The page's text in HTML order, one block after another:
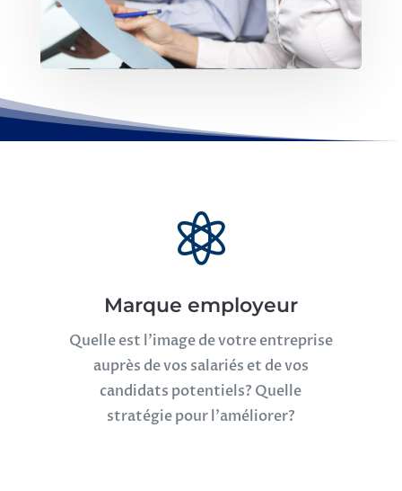

Marque employeur
Quelle est l’image de votre entreprise
auprès de vos salariés et de vos
candidats potentiels? Quelle
stratégie pour l’améliorer?